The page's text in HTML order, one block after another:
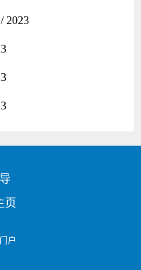
2023
页
户